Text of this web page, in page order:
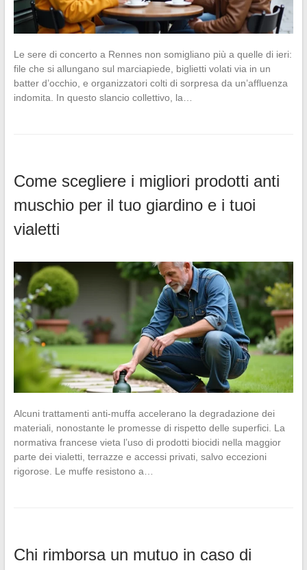
Le sere di concerto a Rennes non somigliano più a quelle di ieri:
file che si allungano sul marciapiede, biglietti volati via in un
batter d’occhio, e organizzatori colti di sorpresa da un’affluenza
indomita. In questo slancio collettivo, la…
Come scegliere i migliori prodotti anti
muschio per il tuo giardino e i tuoi
vialetti
Alcuni trattamenti anti-muffa accelerano la degradazione dei
materiali, nonostante le promesse di rispetto delle superfici. La
normativa francese vieta l’uso di prodotti biocidi nella maggior
parte dei vialetti, terrazze e accessi privati, salvo eccezioni
rigorose. Le muffe resistono a…
Chi rimborsa un mutuo in caso di